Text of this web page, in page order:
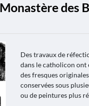
des
Des travaux de
dans le catholicon
des fresques
conservées sous
ou de peintures plus